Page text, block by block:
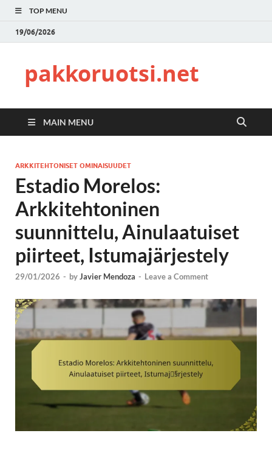
TOP MENU
19/06/2026
pakkoruotsi.net
MAIN MENU
ARKKITEHTONISET OMINAISUUDET
Estadio Morelos:
Arkkitehtoninen
suunnittelu, Ainulaatuiset
piirteet, Istumajärjestely
29/01/2026 - byJavier Mendoza - Leave a Comment